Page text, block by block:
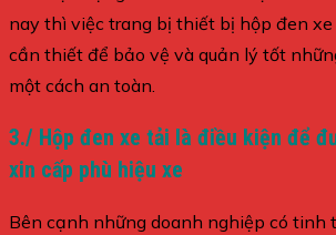
nay thì việc trang bị thiết bị hộp đen xe
cần thiết để bảo vệ và quản lý tốt
một cách an toàn.
3./ Hộp đen xe tải là điều kiện để
xin cấp phù hiệu xe
Bên cạnh những doanh nghiệp có tinh